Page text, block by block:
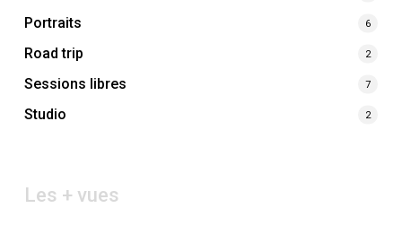
Portraits 6
Road trip 2
Sessions libres 7
Studio 2
Les + vues